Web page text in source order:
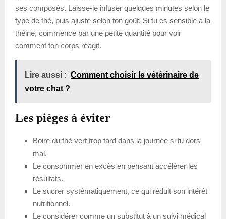
ses composés. Laisse-le infuser quelques minutes selon le
type de thé, puis ajuste selon ton goût. Si tu es sensible à la
théine, commence par une petite quantité pour voir
comment ton corps réagit.
Lire aussi : Comment choisir le vétérinaire de
votre chat ?
Les pièges à éviter
Boire du thé vert trop tard dans la journée si tu dors
mal.
Le consommer en excès en pensant accélérer les
résultats.
Le sucrer systématiquement, ce qui réduit son intérêt
nutritionnel.
Le considérer comme un substitut à un suivi médical